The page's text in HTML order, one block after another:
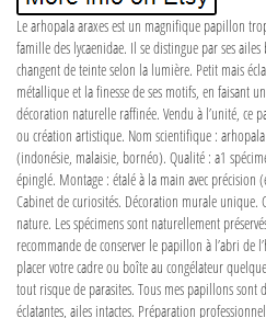
Le arhopala araxes est un magnifique papillon
famille des lycaenidae. Il se distingue par ses
changent de teinte selon la lumière. Petit mais
métallique et la finesse de ses motifs, en faisant
décoration naturelle raffinée. Vendu à l’unité, ce
ou création artistique. Nom scientifique :
(indonésie, malaisie, bornéo). Qualité : a1
épinglé. Montage : étalé à la main avec précision
Cabinet de curiosités. Décoration murale
nature. Les spécimens sont naturellement
recommande de conserver le papillon à l’abri de
placer votre cadre ou boîte au congélateur
tout risque de parasites. Tous mes papillons sont
éclatantes, ailes intactes. Préparation